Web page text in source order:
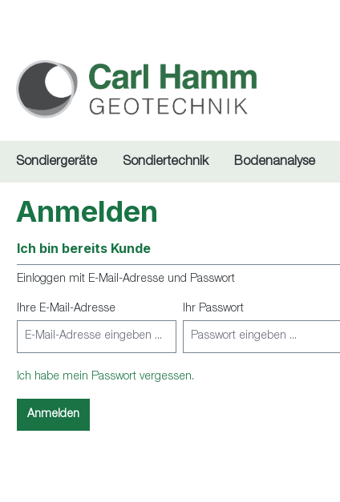
Sondiergeräte Sondiertechnik Bodenanalyse
Anmelden
Ich bin bereits Kunde
Einloggen mit E-Mail-Adresse und Passwort
Ihre E-Mail-Adresse Ihr Passwort
Ich habe mein Passwort vergessen.
Anmelden